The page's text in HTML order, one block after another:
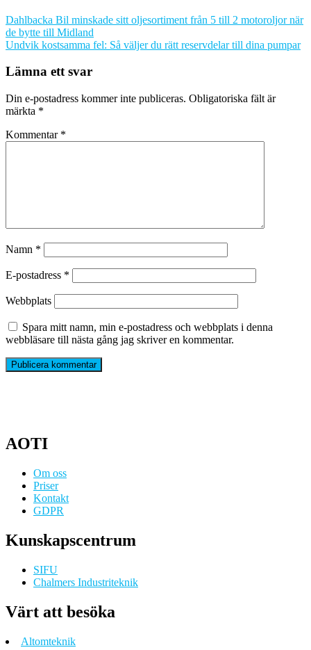
Dahlbacka Bil minskade sitt oljesortiment från 5 till 2 motoroljor när
de bytte till Midland
Undvik kostsamma fel: Så väljer du rätt reservdelar till dina pumpar
Lämna ett svar
Din e-postadress kommer inte publiceras. Obligatoriska fält är
märkta *
Kommentar *
Namn *
E-postadress *
Webbplats
Spara mitt namn, min e-postadress och webbplats i denna
webbläsare till nästa gång jag skriver en kommentar.
AOTI
Om oss
Priser
Kontakt
GDPR
Kunskapscentrum
SIFU
Chalmers Industriteknik
Värt att besöka
Altomteknik